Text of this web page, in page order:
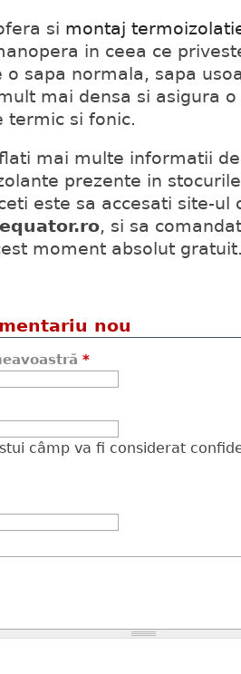
si montaj
in ceea ce
o sapa normala, sapa
mai densa si asigura
termic si fonic.
mai multe informatii
prezente in
este sa accesati site-ul
equator.ro, si sa
moment absolut
nou
*
câmp va fi considerat